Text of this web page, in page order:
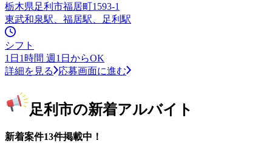
栃木県足利市福居町1593-1
東武和泉駅、福居駅、足利駅
シフト
1日1時間 週1日からOK
詳細を見る
応募画面に進む
足利市の新着アルバイト
新着案件13件掲載中！